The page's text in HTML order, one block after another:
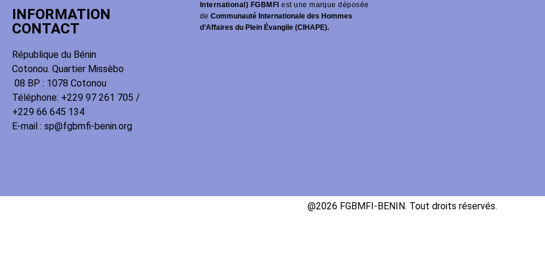
INFORMATION
CONTACT
République du Bénin
Cotonou. Quartier Missèbo
08 BP : 1078 Cotonou
Téléphone: +229 97 261 705 /
+229 66 645 134
E-mail : sp@fgbmfi-benin.org
International) FGBMFI est une marque déposée
deCommunauté Internationale des Hommes
d’Affaires du Plein Évangile (CIHAPE).
@2026 FGBMFI-BENIN. Tout droits réservés.